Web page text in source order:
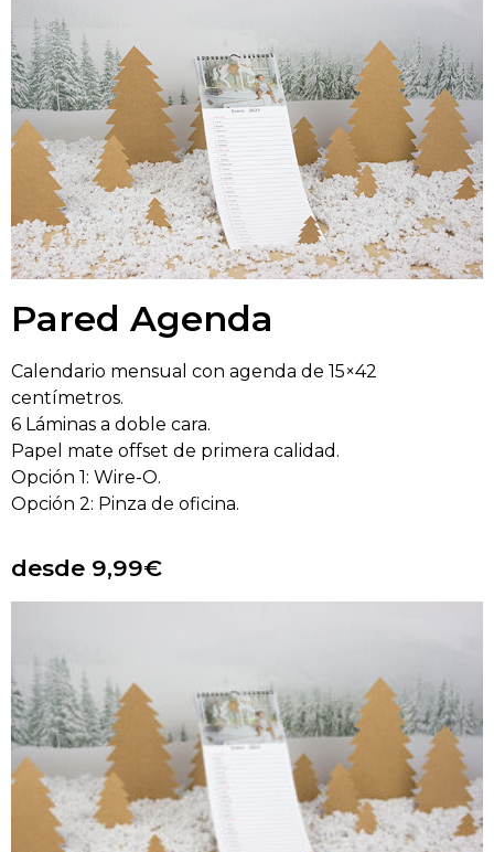
Pared Agenda
Calendario mensual con agenda de 15×42
centímetros.
6 Láminas a doble cara.
Papel mate offset de primera calidad.
Opción 1: Wire-O.
Opción 2: Pinza de oficina.
desde 9,99€